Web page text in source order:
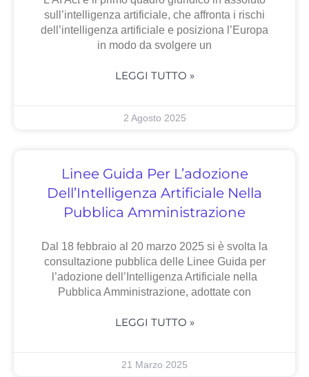
sull’intelligenza artificiale, che affronta i rischi
dell’intelligenza artificiale e posiziona l’Europa
in modo da svolgere un
LEGGI TUTTO »
2 Agosto 2025
Linee Guida Per L’adozione
Dell’Intelligenza Artificiale Nella
Pubblica Amministrazione
Dal 18 febbraio al 20 marzo 2025 si è svolta la
consultazione pubblica delle Linee Guida per
l’adozione dell’Intelligenza Artificiale nella
Pubblica Amministrazione, adottate con
LEGGI TUTTO »
21 Marzo 2025